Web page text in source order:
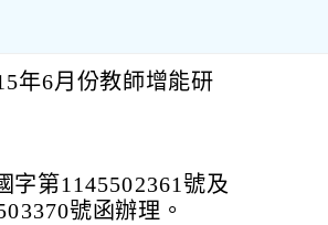
年6月份教師增能研
字第1145502361號及
號函辦理。